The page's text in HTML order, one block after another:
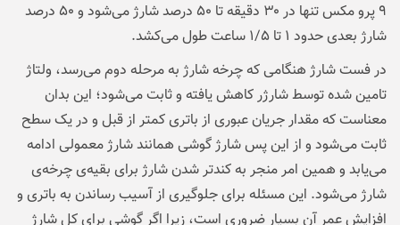
۹ پرو مکس تنها در ۳۰ دقیقه تا ۵۰ درصد شارژ می‌شود و ۵۰ درصد
شارژ بعدی حدود ۱ تا ۱/۵ ساعت طول می‌کشد.
در فست شارژ هنگامی که چرخه‌ شارژ به مرحله‌ دوم می‌رسد، ولتاژ
تامین شده توسط شارژر کاهش یافته و ثابت می‌شود؛ این بدان
معناست که مقدار جریان عبوری از باتری کمتر از قبل و در یک سطح
ثابت می‌شود و از این پس شارژ گوشی همانند شارژ معمولی ادامه
می‌یابد و همین امر منجر به کندتر شدن شارژ برای بقیه‌ی چرخه‌ی
شارژ می‌شود. این مسئله برای جلوگیری از آسیب رساندن به باتری و
افزایش عمر آن بسیار ضروری است، زیرا اگر گوشی برای کل شارژ